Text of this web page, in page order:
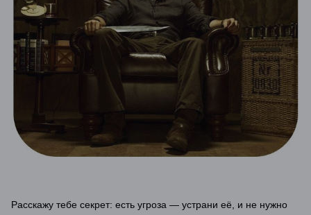
Расскажу тебе секрет: есть угроза — устрани её, и не нужно